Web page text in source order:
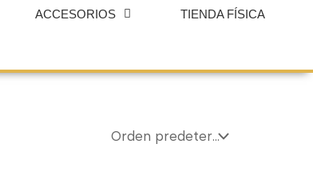
ACCESORIOS TIENDA FÍSICA